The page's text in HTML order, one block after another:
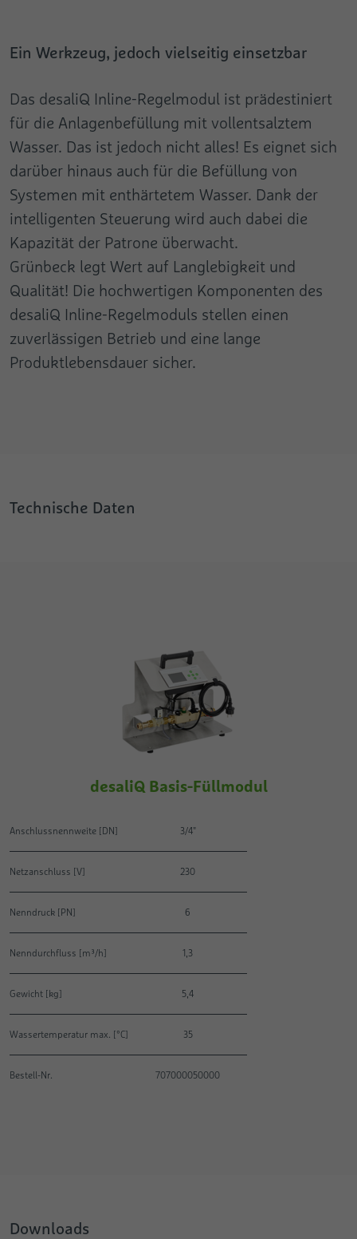
Ein Werkzeug, jedoch vielseitig einsetzbar
Das desaliQ Inline-Regelmodul ist prädestiniert
für die Anlagenbefüllung mit vollentsalztem
Wasser. Das ist jedoch nicht alles! Es eignet sich
darüber hinaus auch für die Befüllung von
Systemen mit enthärtetem Wasser. Dank der
intelligenten Steuerung wird auch dabei die
Kapazität der Patrone überwacht.
Grünbeck legt Wert auf Langlebigkeit und
Qualität! Die hochwertigen Komponenten des
desaliQ Inline-Regelmoduls stellen einen
zuverlässigen Betrieb und eine lange
Produktlebensdauer sicher.
Technische Daten
desaliQ Basis-Füllmodul
Anschlussnennweite [DN] 3/4"
Netzanschluss [V] 230
Nenndruck [PN] 6
Nenndurchfluss [m³/h] 1,3
Gewicht [kg] 5,4
Wassertemperatur max. [°C] 35
Bestell-Nr. 707000050000
Downloads